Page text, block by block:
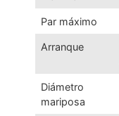
Par máximo
Arranque
Diámetro
mariposa